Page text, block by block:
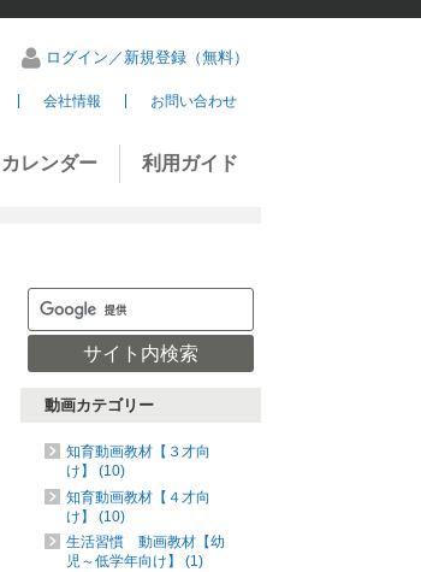
ログイン／新規登録（無料）
会社情報 お問い合わせ
カレンダー 利用ガイド
動画カテゴリー
知育動画教材【３才向
け】 (10)
知育動画教材【４才向
け】 (10)
生活習慣 動画教材【幼
児～低学年向け】 (1)